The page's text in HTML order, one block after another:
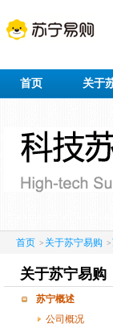
首页 关于
首页 > 关于苏宁易购 >
关于苏宁易购
苏宁概述
公司概况